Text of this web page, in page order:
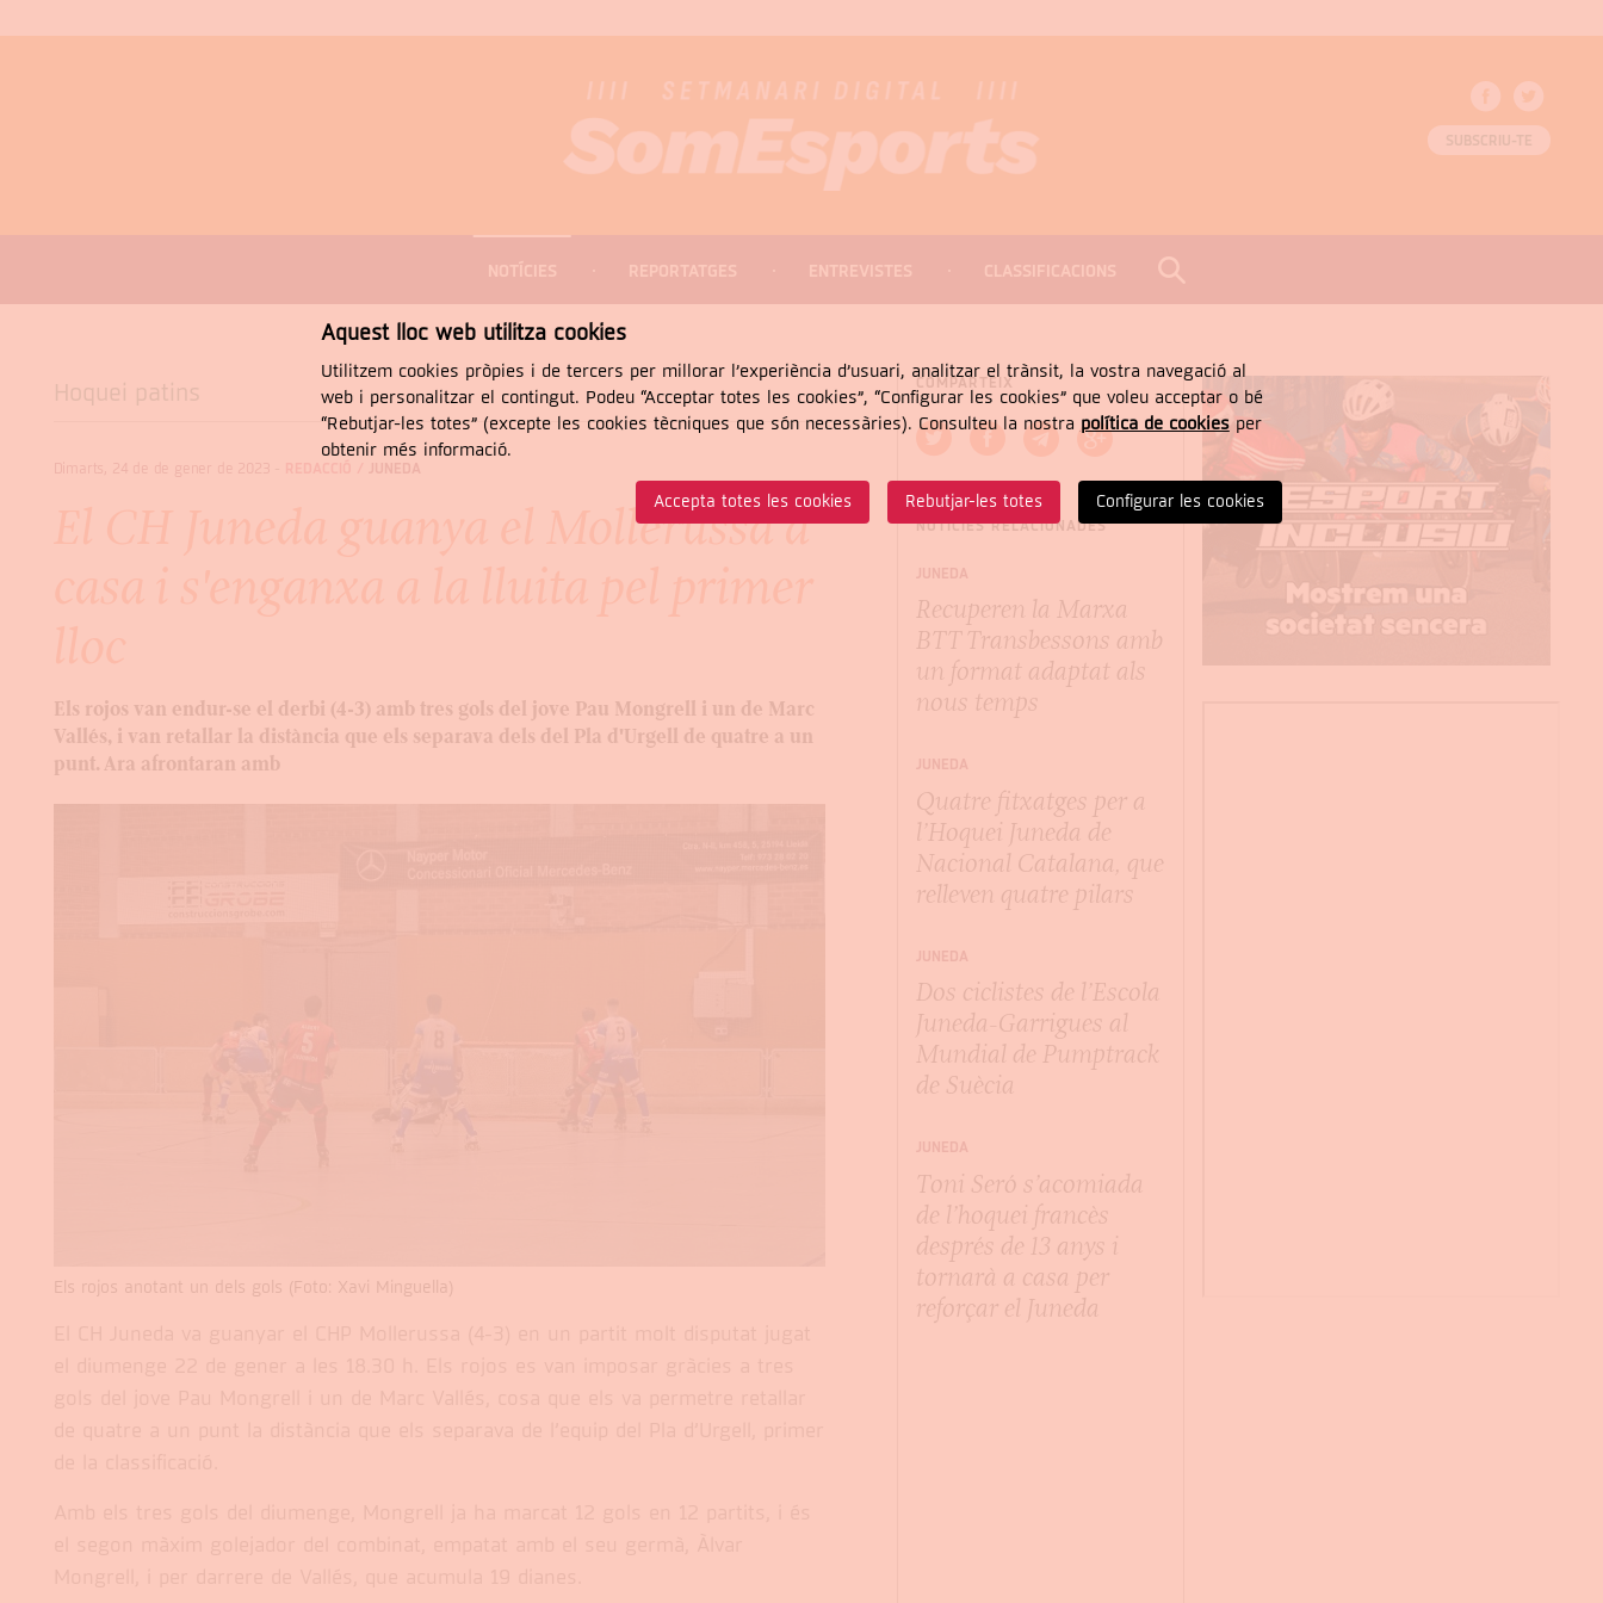
SUBSCRIU-TE
NOTÍCIES REPORTATGES ENTREVISTES CLASSIFICACIONS CERCAR
Tancar
Hoquei patins
Dimarts, 24 de de gener de 2023 JUNEDA
El CH Juneda guanya el Mollerussa a
Els rojos van endur-se el derbi (4-3) amb tres gols del jove Pau Mongrell i un de Marc
Vallés, i van retallar la distància que els separava dels del Pla d'Urgell de quatre a un
punt. Ara afrontaran amb
Els rojos anotant un dels gols (Foto: Xavi Minguella)
COMPARTEIX
NOTÍCIES RELACIONADES
JUNEDA
Recuperen la Marxa
BTT Transbessons amb
un format adaptat als
nous temps
JUNEDA
Quatre fitxatges per a
l’Hoquei Juneda de
Nacional Catalana, que
relleven quatre pilars
JUNEDA
Dos ciclistes de l’Escola
Juneda-Garrigues al
Mundial de Pumptrack
de Suècia
JUNEDA
Toni Seró s’acomiada
de l’hoquei francès
després de 13 anys i
tornarà a casa per
reforçar el Juneda
Aquest lloc web utilitza cookies
Utilitzem cookies pròpies i de tercers per millorar l’experiència d’usuari, analitzar el trànsit, la vostra navegació al
web i personalitzar el contingut. Podeu “Acceptar totes les cookies”, “Configurar les cookies” que voleu acceptar o bé
“Rebutjar-les totes” (excepte les cookies tècniques que són necessàries). Consulteu la nostra política de cookiesper
obtenir més informació.
Accepta totes les cookies Rebutjar-les totes Configurar les cookies